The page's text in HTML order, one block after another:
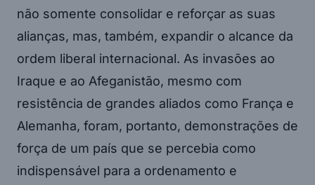
não somente consolidar e reforçar as suas
alianças, mas, também, expandir o alcance da
ordem liberal internacional. As invasões ao
Iraque e ao Afeganistão, mesmo com
resistência de grandes aliados como França e
Alemanha, foram, portanto, demonstrações de
força de um país que se percebia como
indispensável para a ordenamento e